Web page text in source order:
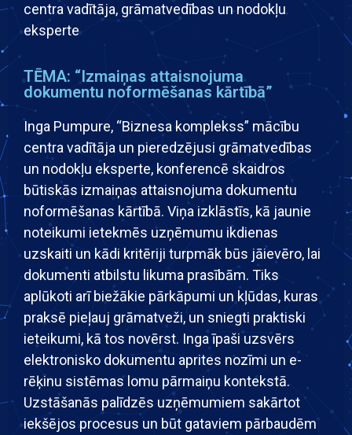
centra vadītāja, grāmatvedības un nodokļu
eksperte
TĒMA: “Izmaiņas attaisnojuma
dokumentu noformēšanas kārtībā”
Inga Pumpure, “Biznesa komplekss” mācību
centra vadītāja un pieredzējusi grāmatvedības
un nodokļu eksperte, konferencē skaidros
būtiskās izmaiņas attaisnojuma dokumentu
noformēšanas kārtībā. Viņa izklāstīs, kā jaunie
noteikumi ietekmēs uzņēmumu ikdienas
uzskaiti un kādi kritēriji turpmāk būs jāievēro, lai
dokumenti atbilstu likuma prasībām. Tiks
aplūkoti arī biežākie pārkāpumi un kļūdas, kuras
praksē pieļauj grāmatveži, un sniegti praktiski
ieteikumi, kā tos novērst. Inga īpaši uzsvērs
elektronisko dokumentu aprites nozīmi un e-
rēķinu sistēmas lomu pārmaiņu kontekstā.
Uzstāšanās palīdzēs uzņēmumiem sakārtot
iekšējos procesus un būt gataviem pārbaudēm